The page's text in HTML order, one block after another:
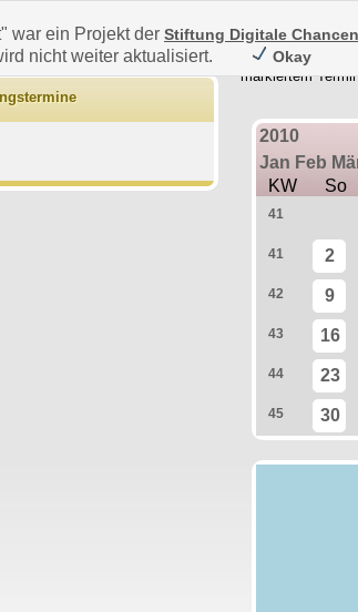
war ein Projekt der Stiftung Digitale Chancen
nicht weiter aktualisiert.
Okay
Die roten
markiertem
2010
Jan Feb
KW
So
41
41 2
42 9
43 16
44 23
45 30